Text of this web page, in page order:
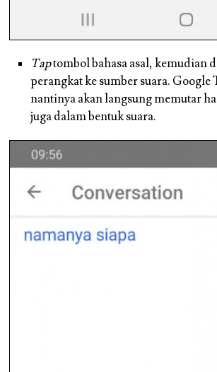
Taptombol bahasa asal, kemudian
perangkat ke sumber suara. Google
nantinya akan langsung memutar
juga dalam bentuk suara.